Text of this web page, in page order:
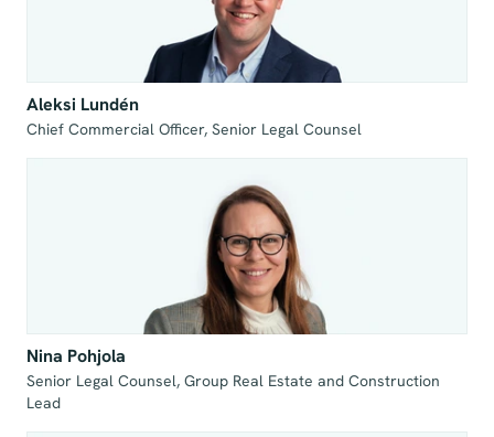
Aleksi Lundén
Chief Commercial Officer, Senior Legal Counsel
Nina Pohjola
Senior Legal Counsel, Group Real Estate and Construction
Lead